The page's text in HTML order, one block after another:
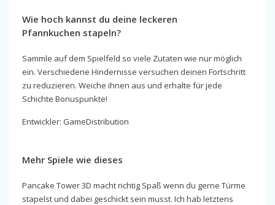
Wie hoch kannst du deine leckeren
Pfannkuchen stapeln?
Sammle auf dem Spielfeld so viele Zutaten wie nur möglich
ein. Verschiedene Hindernisse versuchen deinen Fortschritt
zu reduzieren. Weiche ihnen aus und erhalte für jede
Schichte Bonuspunkte!
Entwickler: GameDistribution
Mehr Spiele wie dieses
Pancake Tower 3D macht richtig Spaß wenn du gerne Türme
stapelst und dabei geschickt sein musst. Ich hab letztens